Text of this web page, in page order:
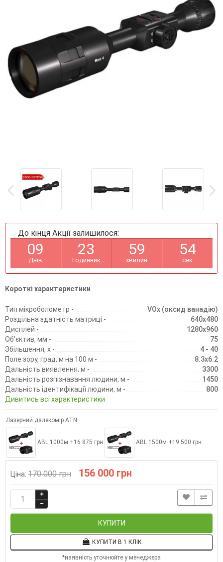
До кінця Акції залишилося:
09
Днів
23
Годинник
59
хвилин
54
сек
Короткі характеристики
Тип мікроболометр -
VOx (оксид ванадію)
Роздільна здатність матриці -
640х480
Дисплей -
1280x960
Об'єктив, мм -
75
Збільшення, х -
4 - 40
Поле зору, град, м на 100 м -
8.3x6.2
Дальність виявлення, м -
3300
Дальність розпізнавання людини, м -
1450
Дальність ідентифікації людини, м -
800
Дивитись всі характеристики
Лазерний далекомір ATN
ABL 1000м +16 875 грн ABL 1500м +19 500 грн
Ціна: 170 000 грн 156 000 грн
КУПИТИ
КУПИТИ В 1 КЛІК
*наявність уточнюйте у менеджера